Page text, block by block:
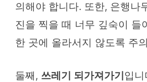
의해야 합니다. 또한, 은행나
진을 찍을 때 너무 깊숙이 들
한 곳에 올라서지 않도록 주
둘째, 쓰레기 되가져가기입